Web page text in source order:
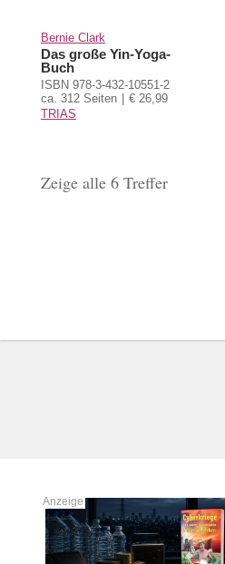
Bernie Clark
Das große Yin-Yoga-
Buch
ISBN 978-3-432-10551-2
ca. 312 Seiten
€ 26,99
TRIAS
Zeige alle 6 Treffer